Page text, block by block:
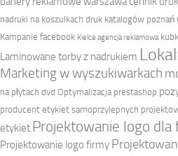
nadruki na koszulkach druk katalogów poznań
Kampanie facebook Kielce agencja reklamowa
Laminowane torby z nadrukiem
Marketing w wyszukiwarkach
na płytach dvd Optymalizacja prestashop
producent etykiet samoprzylepnych
etykiet Projektowanie logo
Projektowanie logo firmy